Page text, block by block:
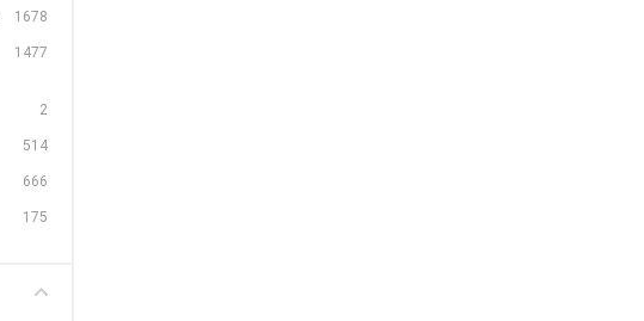
1678
1477
2
514
666
175